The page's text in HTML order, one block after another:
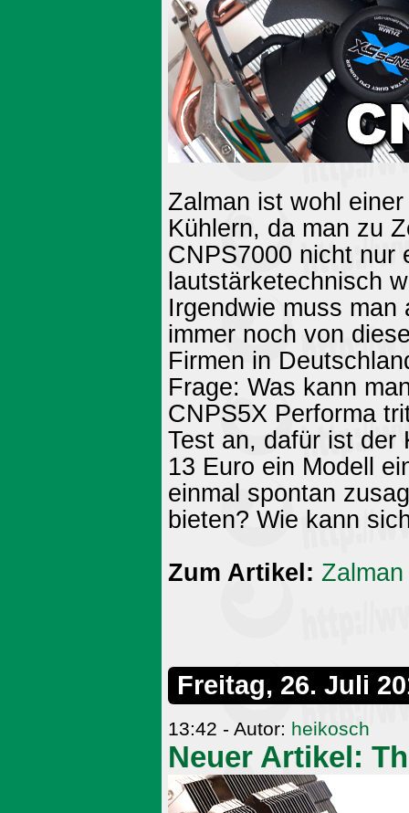
Zalman ist wohl
Kühlern, da man zu
CNPS7000 nicht nur
lautstärketechnisch
Irgendwie muss
immer noch von
Firmen in
Frage: Was kann
CNPS5X Performa
Test an, dafür ist der
13 Euro ein Modell
einmal spontan
bieten? Wie kann
Zum Artikel:
Freitag, 26. Juli
13:42 - Autor: heikosch
Neuer Artikel: